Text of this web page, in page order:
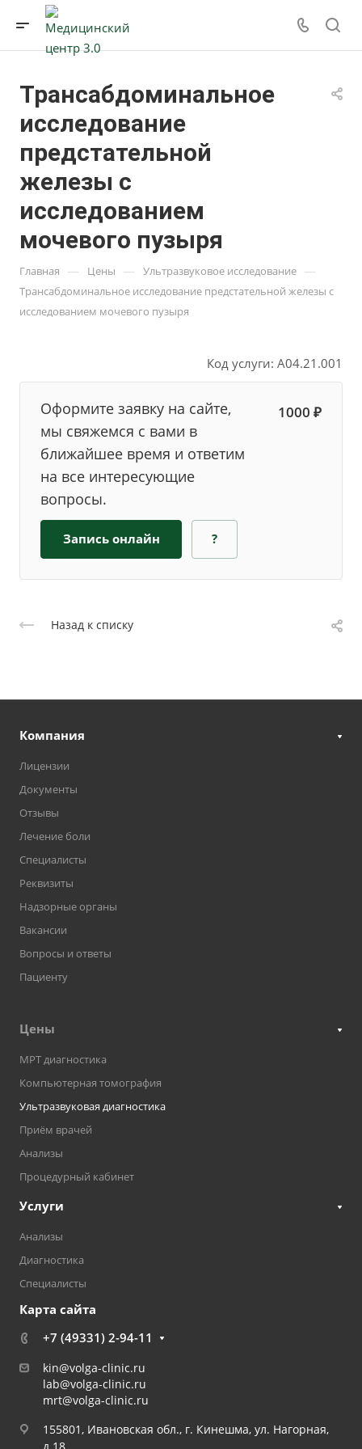
Трансабдоминальное
исследование
предстательной
железы с
исследованием
мочевого пузыря
Главная — Цены — Ультразвуковое исследование —
Трансабдоминальное исследование предстательной железы с
исследованием мочевого пузыря
Код услуги: A04.21.001
Оформите заявку на сайте,
мы свяжемся с вами в
ближайшее время и ответим
на все интересующие
вопросы.
1000 ₽
Запись онлайн ?
Назад к списку
Компания
Лицензии
Документы
Отзывы
Лечение боли
Специалисты
Реквизиты
Надзорные органы
Вакансии
Вопросы и ответы
Пациенту
Цены
МРТ диагностика
Компьютерная томография
Ультразвуковая диагностика
Приём врачей
Анализы
Процедурный кабинет
Услуги
Анализы
Диагностика
Специалисты
Карта сайта
+7 (49331) 2-94-11
kin@volga-clinic.ru
lab@volga-clinic.ru
mrt@volga-clinic.ru
155801, Ивановская обл., г. Кинешма, ул. Нагорная,